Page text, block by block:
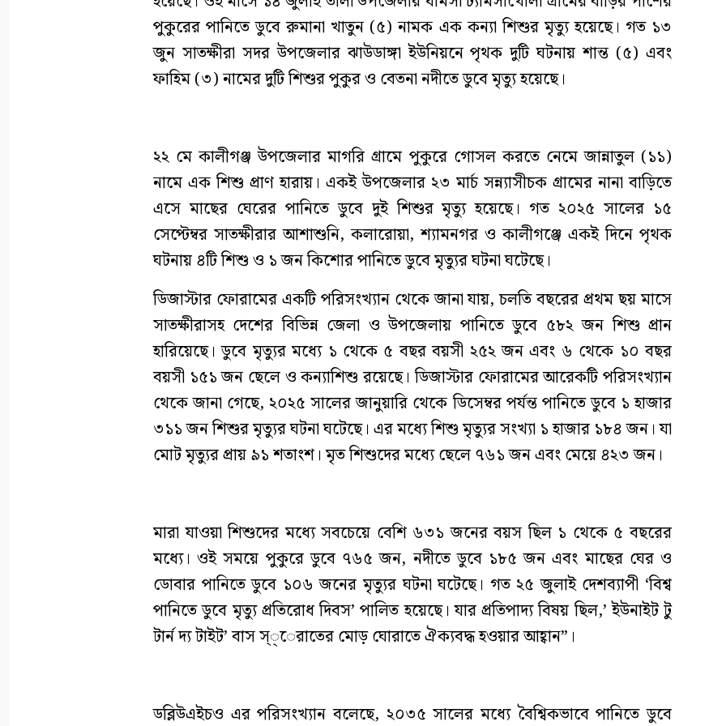
পুকুরের পানিতে ডুবে রুমানা খাতুন (৫) নামক এক কন্যা শিশুর মৃত্যু হয়েছে। গত ১৩
জুন সাতক্ষীরা সদর উপজেলার ঝাউডাঙ্গা ইউনিয়নে পৃথক দুটি ঘটনায় শান্ত (৫) এবং
ফাহিম (৩) নামের দুটি শিশুর পুকুর ও বেতনা নদীতে ডুবে মৃত্যু হয়েছে।
২২ মে কালীগঞ্জ উপজেলার মাগরি গ্রামে পুকুরে গোসল করতে নেমে জান্নাতুল (১১)
নামে এক শিশু প্রাণ হারায়। একই উপজেলার ২৩ মার্চ সন্ন্যাসীচক গ্রামের নানা বাড়িতে
এসে মাছের ঘেরের পানিতে ডুবে দুই শিশুর মৃত্যু হয়েছে। গত ২০২৫ সালের ১৫
সেপ্টেম্বর সাতক্ষীরার আশাশুনি, কলারোয়া, শ্যামনগর ও কালীগঞ্জে একই দিনে পৃথক
ঘটনায় ৪টি শিশু ও ১ জন কিশোর পানিতে ডুবে মৃত্যুর ঘটনা ঘটেছে।
ডিজাস্টার ফোরামের একটি পরিসংখ্যান থেকে জানা যায়, চলতি বছরের প্রথম ছয় মাসে
সাতক্ষীরাসহ দেশের বিভিন্ন জেলা ও উপজেলায় পানিতে ডুবে ৫৮২ জন শিশু প্রান
হারিয়েছে। ডুবে মৃত্যুর মধ্যে ১ থেকে ৫ বছর বয়সী ২৫২ জন এবং ৬ থেকে ১০ বছর
বয়সী ১৫১ জন ছেলে ও কন্যাশিশু রয়েছে। ডিজাস্টার ফোরামের আরেকটি পরিসংখ্যান
থেকে জানা গেছে, ২০২৫ সালের জানুয়ারি থেকে ডিসেম্বর পর্যন্ত পানিতে ডুবে ১ হাজার
৩১১ জন শিশুর মৃত্যুর ঘটনা ঘটেছে। এর মধ্যে শিশু মৃত্যুর সংখ্যা ১ হাজার ১৮৪ জন। যা
মোট মৃত্যুর প্রায় ৯১ শতাংশ। মৃত শিশুদের মধ্যে ছেলে ৭৬১ জন এবং মেয়ে ৪২৩ জন।
মারা যাওয়া শিশুদের মধ্যে সবচেয়ে বেশি ৬৩১ জনের বয়স ছিল ১ থেকে ৫ বছরের
মধ্যে। ওই সময়ে পুকুরে ডুবে ৭৬৫ জন, নদীতে ডুবে ১৮৫ জন এবং মাছের ঘের ও
ডোবার পানিতে ডুবে ১০৬ জনের মৃত্যুর ঘটনা ঘটেছে। গত ২৫ জুলাই দেশব্যাপী ‘বিশ্ব
পানিতে ডুবে মৃত্যু প্রতিরোধ দিবস’ পালিত হয়েছে। যার প্রতিপাদ্য বিষয় ছিল,’ ইউনাইট টু
টার্ন দ্য টাইট’ বাস স্্েরাতের মোড় ঘোরাতে ঐক্যবদ্ধ হওয়ার আহ্বান”।
ডব্লিউএইচও এর পরিসংখ্যান বলেছে, ২০৩৫ সালের মধ্যে বৈশ্বিকভাবে পানিতে ডুবে